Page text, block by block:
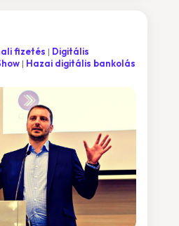
fizetés
Digitális
Hazai digitális bankolás